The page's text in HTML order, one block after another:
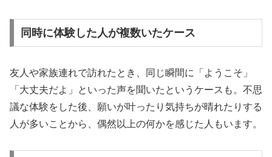
同時に体験した人が複数いたケース
友人や家族連れで訪れたとき、同じ瞬間に「ようこそ」
「大丈夫だよ」といった声を聞いたというケースも。不思
議な体験をした後、願いが叶ったり気持ちが晴れたりする
人が多いことから、偶然以上の何かを感じた人もいます。